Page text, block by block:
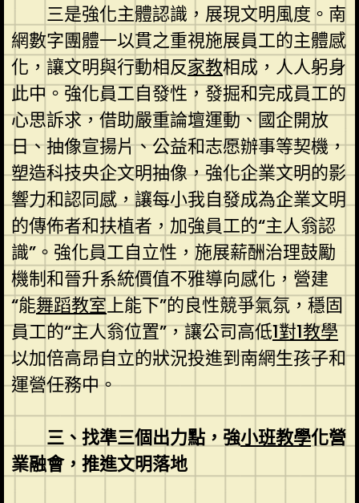
三是強化主體認識，展現文明風度。南
網數字團體一以貫之重視施展員工的主體感
化，讓文明與行動相反家教相成，人人躬身
此中。強化員工自發性，發掘和完成員工的
心思訴求，借助嚴重論壇運動、國企開放
日、抽像宣揚片、公益和志愿辦事等契機，
塑造科技央企文明抽像，強化企業文明的影
響力和認同感，讓每小我自發成為企業文明
的傳佈者和扶植者，加強員工的“主人翁認
識”。強化員工自立性，施展薪酬治理鼓勵
機制和晉升系統價值不雅導向感化，營建
“能舞蹈教室上能下”的良性競爭氣氛，穩固
員工的“主人翁位置”，讓公司高低1對1教學
以加倍高昂自立的狀況投進到南網生孩子和
運營任務中。
三、找準三個出力點，強小班教學化營
業融會，推進文明落地